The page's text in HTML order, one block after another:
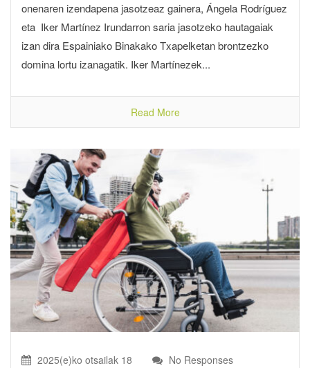
onenaren izendapena jasotzeaz gainera, Ángela Rodríguez
eta Iker Martínez Irundarron saria jasotzeko hautagaiak
izan dira Espainiako Binakako Txapelketan brontzezko
domina lortu izanagatik. Iker Martínezek...
Read More
2025(e)ko otsailak 18 No Responses